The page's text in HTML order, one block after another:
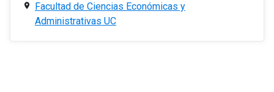
Facultad de Ciencias Económicas y
Administrativas UC